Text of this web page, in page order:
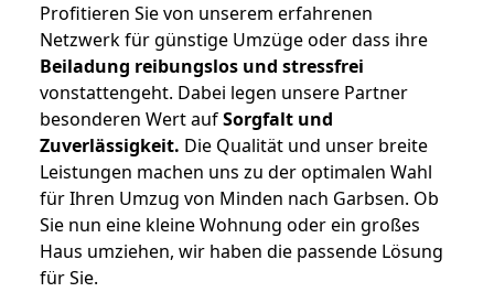
Profitieren Sie von unserem erfahrenen
Netzwerk für günstige Umzüge oder dass ihre
Beiladung reibungslos und stressfrei
vonstattengeht. Dabei legen unsere Partner
besonderen Wert aufSorgfalt und
Zuverlässigkeit. Die Qualität und unser breite
Leistungen machen uns zu der optimalen Wahl
für Ihren Umzug von Minden nach Garbsen. Ob
Sie nun eine kleine Wohnung oder ein großes
Haus umziehen, wir haben die passende Lösung
für Sie.